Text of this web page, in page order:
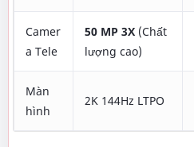
Camer
a Tele
50 MP 3X (Chất
lượng cao)
Màn
hình
2K 144Hz LTPO